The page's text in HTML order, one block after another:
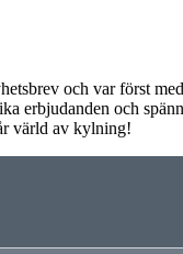
och var först
erbjudanden och
värld av kylning!